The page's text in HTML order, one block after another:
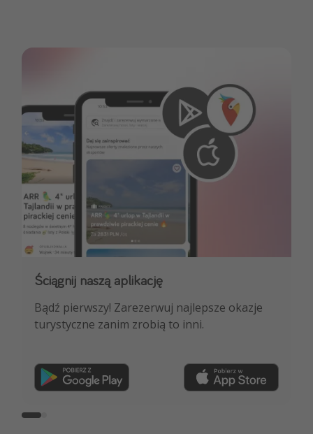
Ściągnij naszą aplikację
Bądź pierwszy! Zarezerwuj najlepsze okazje
turystyczne zanim zrobią to inni.
Dołącz do naszego kanału na WhatsApp
NAJLEPSZE oferty podróżnicze, porady
ekspertów i wiele więcej!